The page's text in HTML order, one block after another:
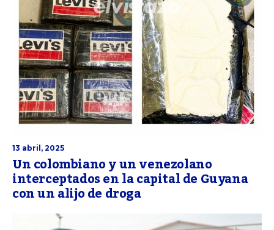
13 abril, 2025
Un colombiano y un venezolano
interceptados en la capital de Guyana
con un alijo de droga